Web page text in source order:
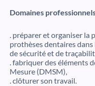
Domaines
. préparer et organiser la
prothèses dentaires dans
de sécurité et de
. fabriquer des éléments
Mesure (DMSM),
. clôturer son travail.